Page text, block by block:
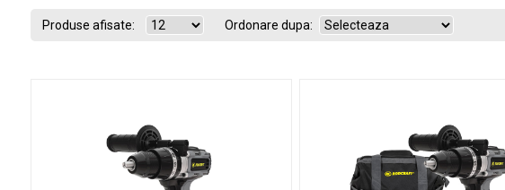
Produse afisate: Ordonare dupa: